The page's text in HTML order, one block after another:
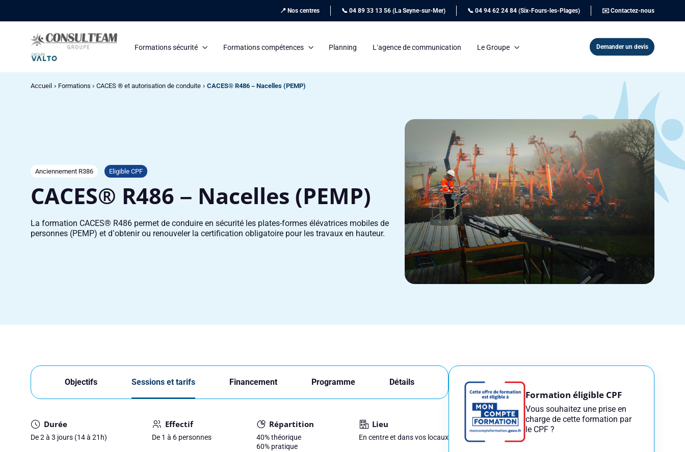
📍 Nos centres 📞 04 89 33 13 56 (La Seyne-sur-Mer) 📞 04 94 62 24 84 (Six-Fours-les-Plages) ✉️ Contactez-nous
Formations sécurité Formations compétences Planning L’agence de communication Le Groupe Demander un devis
Accueil Formations CACES ® et autorisation de conduite CACES® R486 – Nacelles (PEMP)
Anciennement R386 Eligible CPF
CACES® R486 – Nacelles (PEMP)
La formation CACES® R486 permet de conduire en sécurité les plates-formes élévatrices mobiles de
personnes (PEMP) et d’obtenir ou renouveler la certification obligatoire pour les travaux en hauteur.
Objectifs Sessions et tarifs Financement Programme Détails
Durée
De 2 à 3 jours (14 à 21h)
Effectif
De 1 à 6 personnes
Répartition
40%théorique
60%pratique
Lieu
En centre et dans vos locaux
Formation éligible CPF
Vous souhaitez une prise en
charge de cette formation par
le CPF ?